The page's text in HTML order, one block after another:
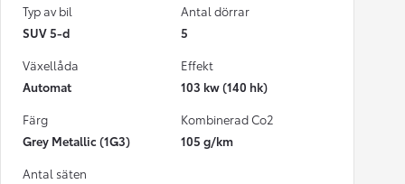
Typ av bil
SUV 5-d
Antal dörrar
5
Växellåda
Automat
Effekt
103 kw (140 hk)
Färg
Grey Metallic (1G3)
Kombinerad Co2
105 g/km
Antal säten